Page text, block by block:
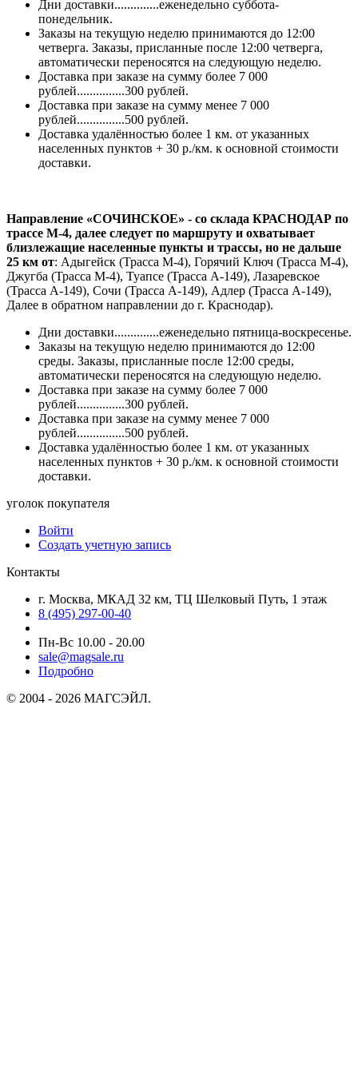
Дни доставки..............еженедельно суббота-
понедельник.
Заказы на текущую неделю принимаются до 12:00
четверга. Заказы, присланные после 12:00 четверга,
автоматически переносятся на следующую неделю.
Доставка при заказе на сумму более 7 000
рублей...............300 рублей.
Доставка при заказе на сумму менее 7 000
рублей...............500 рублей.
Доставка удалённостью более 1 км. от указанных
населенных пунктов + 30 р./км. к основной стоимости
доставки.
Направление «СОЧИНСКОЕ» - со склада КРАСНОДАР по
трассе М-4, далее следует по маршруту и охватывает
близлежащие населенные пункты и трассы, но не дальше
25 км от: Адыгейск (Трасса М-4), Горячий Ключ (Трасса М-4),
Джугба (Трасса М-4), Туапсе (Трасса А-149), Лазаревское
(Трасса А-149), Сочи (Трасса А-149), Адлер (Трасса А-149),
Далее в обратном направлении до г. Краснодар).
Дни доставки..............еженедельно пятница-воскресенье.
Заказы на текущую неделю принимаются до 12:00
среды. Заказы, присланные после 12:00 среды,
автоматически переносятся на следующую неделю.
Доставка при заказе на сумму более 7 000
рублей...............300 рублей.
Доставка при заказе на сумму менее 7 000
рублей...............500 рублей.
Доставка удалённостью более 1 км. от указанных
населенных пунктов + 30 р./км. к основной стоимости
доставки.
уголок покупателя
Войти
Создать учетную запись
Контакты
г. Москва, МКАД 32 км, ТЦ Шелковый Путь, 1 этаж
8 (495) 297-00-40
Пн-Вс 10.00 - 20.00
sale@magsale.ru
Подробно
© 2004 - 2026 МАГСЭЙЛ.